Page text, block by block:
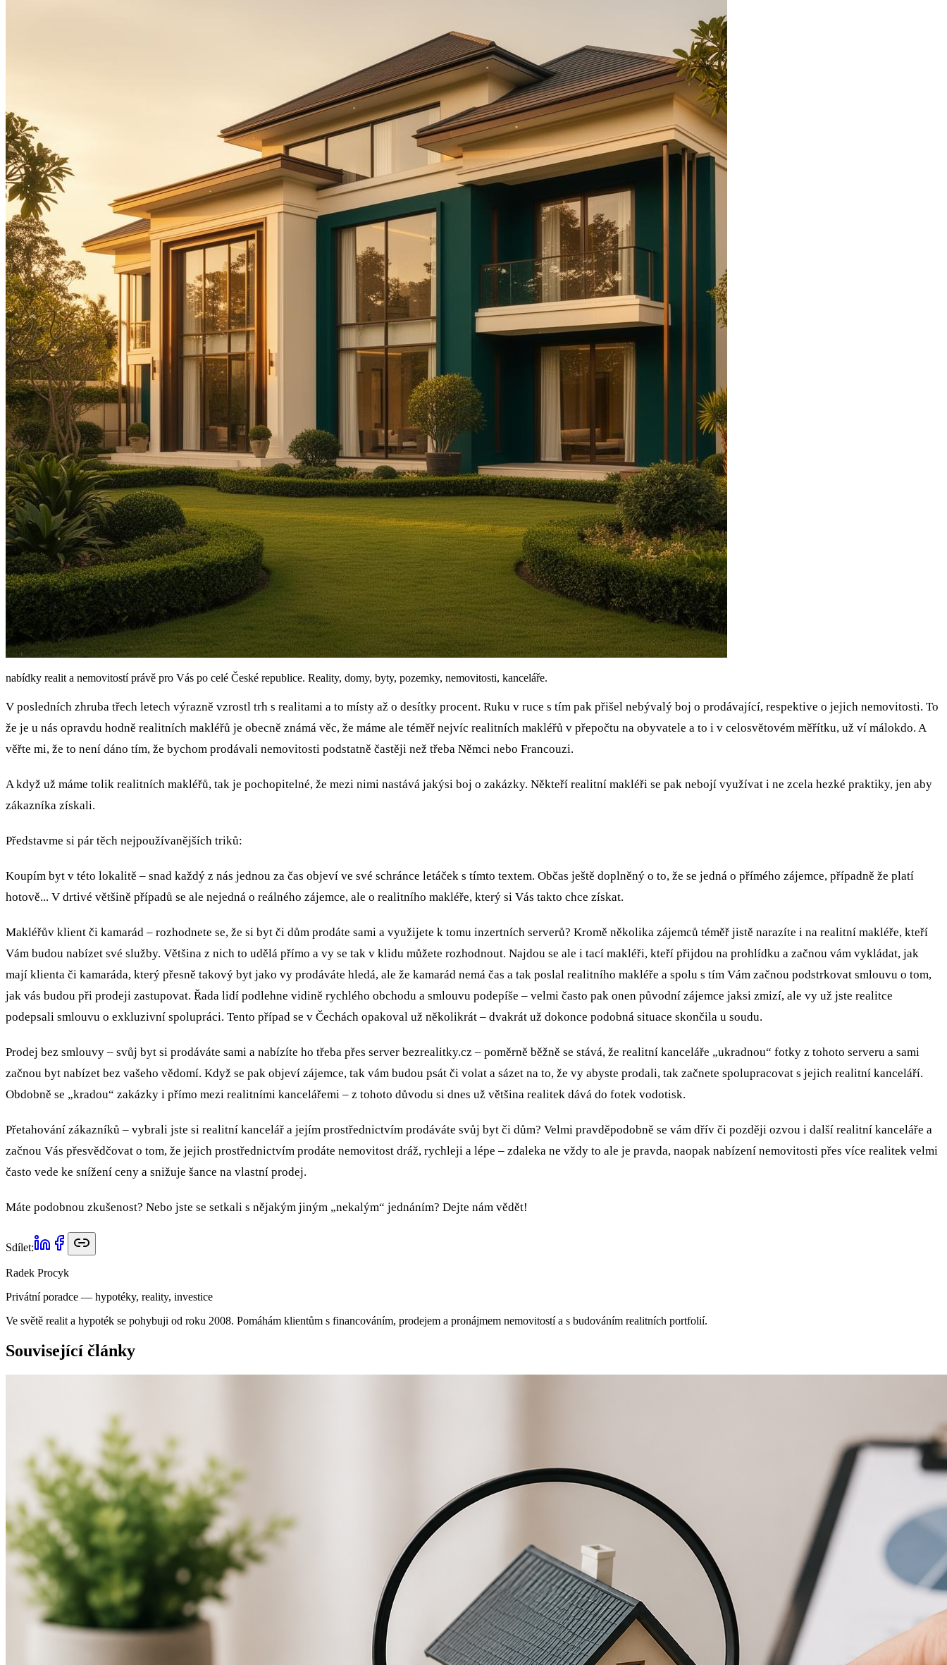
nabídky realit a nemovitostí právě pro Vás po celé České republice. Reality, domy, byty, pozemky, nemovitosti, kanceláře.
V posledních zhruba třech letech výrazně vzrostl trh s realitami a to místy až o desítky procent. Ruku v ruce s tím pak přišel nebývalý boj o prodávající, respektive o jejich nemovitosti. To
že je u nás opravdu hodně realitních makléřů je obecně známá věc, že máme ale téměř nejvíc realitních makléřů v přepočtu na obyvatele a to i v celosvětovém měřítku, už ví málokdo. A
věřte mi, že to není dáno tím, že bychom prodávali nemovitosti podstatně častěji než třeba Němci nebo Francouzi.
A když už máme tolik realitních makléřů, tak je pochopitelné, že mezi nimi nastává jakýsi boj o zakázky. Někteří realitní makléři se pak nebojí využívat i ne zcela hezké praktiky, jen aby
zákazníka získali.
Představme si pár těch nejpoužívanějších triků:
Koupím byt v této lokalitě – snad každý z nás jednou za čas objeví ve své schránce letáček s tímto textem. Občas ještě doplněný o to, že se jedná o přímého zájemce, případně že platí
hotově... V drtivé většině případů se ale nejedná o reálného zájemce, ale o realitního makléře, který si Vás takto chce získat.
Makléřův klient či kamarád – rozhodnete se, že si byt či dům prodáte sami a využijete k tomu inzertních serverů? Kromě několika zájemců téměř jistě narazíte i na realitní makléře, kteří
Vám budou nabízet své služby. Většina z nich to udělá přímo a vy se tak v klidu můžete rozhodnout. Najdou se ale i tací makléři, kteří přijdou na prohlídku a začnou vám vykládat, jak
mají klienta či kamaráda, který přesně takový byt jako vy prodáváte hledá, ale že kamarád nemá čas a tak poslal realitního makléře a spolu s tím Vám začnou podstrkovat smlouvu o tom,
jak vás budou při prodeji zastupovat. Řada lidí podlehne vidině rychlého obchodu a smlouvu podepíše – velmi často pak onen původní zájemce jaksi zmizí, ale vy už jste realitce
podepsali smlouvu o exkluzivní spolupráci. Tento případ se v Čechách opakoval už několikrát – dvakrát už dokonce podobná situace skončila u soudu.
Prodej bez smlouvy – svůj byt si prodáváte sami a nabízíte ho třeba přes server bezrealitky.cz – poměrně běžně se stává, že realitní kanceláře „ukradnou“ fotky z tohoto serveru a sami
začnou byt nabízet bez vašeho vědomí. Když se pak objeví zájemce, tak vám budou psát či volat a sázet na to, že vy abyste prodali, tak začnete spolupracovat s jejich realitní kanceláří.
Obdobně se „kradou“ zakázky i přímo mezi realitními kancelářemi – z tohoto důvodu si dnes už většina realitek dává do fotek vodotisk.
Přetahování zákazníků – vybrali jste si realitní kancelář a jejím prostřednictvím prodáváte svůj byt či dům? Velmi pravděpodobně se vám dřív či později ozvou i další realitní kanceláře a
začnou Vás přesvědčovat o tom, že jejich prostřednictvím prodáte nemovitost dráž, rychleji a lépe – zdaleka ne vždy to ale je pravda, naopak nabízení nemovitosti přes více realitek velmi
často vede ke snížení ceny a snižuje šance na vlastní prodej.
Máte podobnou zkušenost? Nebo jste se setkali s nějakým jiným „nekalým“ jednáním? Dejte nám vědět!
Sdílet:
Radek Procyk
Privátní poradce — hypotéky, reality, investice
Ve světě realit a hypoték se pohybuji od roku 2008. Pomáhám klientům s financováním, prodejem a pronájmem nemovitostí a s budováním realitních portfolií.
Související články